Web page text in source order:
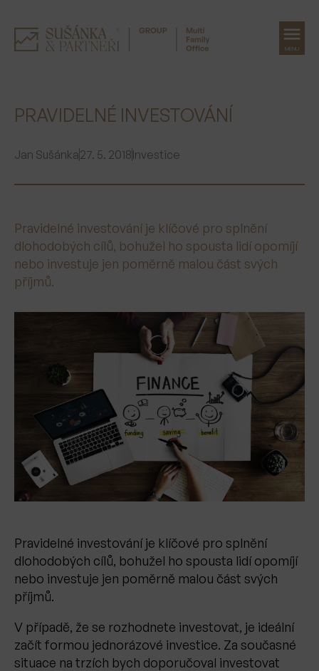
obsah
MENU
PRAVIDELNÉ INVESTOVÁNÍ
Jan Sušánka27. 5. 2018Investice
Pravidelné investování je klíčové pro splnění
dlohodobých cílů, bohužel ho spousta lidí opomíjí
nebo investuje jen poměrně malou část svých
příjmů.
Pravidelné investování je klíčové pro splnění
dlohodobých cílů, bohužel ho spousta lidí opomíjí
nebo investuje jen poměrně malou část svých
příjmů.
V případě, že se rozhodnete investovat, je ideální
začít formou jednorázové investice. Za současné
situace na trzích bych doporučoval investovat